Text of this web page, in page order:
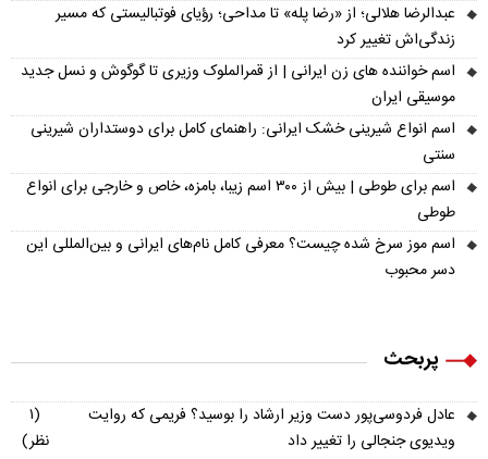
عبدالرضا هلالی؛ از «رضا پله» تا مداحی؛ رؤیای فوتبالیستی که مسیر
زندگی‌اش تغییر کرد
اسم خواننده های زن ایرانی | از قمرالملوک وزیری تا گوگوش و نسل جدید
موسیقی ایران
اسم انواع شیرینی خشک ایرانی: راهنمای کامل برای دوستداران شیرینی
سنتی
اسم برای طوطی | بیش از ۳۰۰ اسم زیبا، بامزه، خاص و خارجی برای انواع
طوطی
اسم موز سرخ شده چیست؟ معرفی کامل نام‌های ایرانی و بین‌المللی این
دسر محبوب
پربحث
عادل فردوسی‌پور دست وزیر ارشاد را بوسید؟ فریمی که روایت
ویدیوی جنجالی را تغییر داد
(۱
نظر)